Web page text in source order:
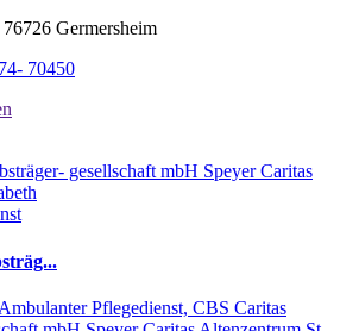
Germersheim
70450
Ambulanter Pflegedienst, CBS Caritas